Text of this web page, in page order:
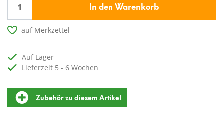
In den Warenkorb
auf Merkzettel
auf Lager
Lieferzeit 5 - 6 Wochen
Zubehör zu diesem Artikel